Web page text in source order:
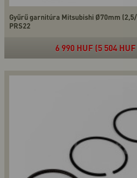
Gyűrű garnitúra Mitsubishi Ø70mm
PRS22
6 990 HUF (5 504